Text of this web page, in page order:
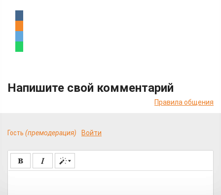
Напишите свой комментарий
Правила общения
Гость (премодерация) Войти